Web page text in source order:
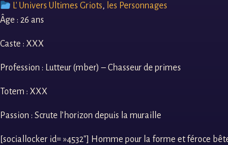
L' Univers Ultimes Griots, les Personnages
Âge : 26 ans
Caste : XXX
Profession : Lutteur (mber) – Chasseur de primes
Totem : XXX
Passion : Scrute l’horizon depuis la muraille
[sociallocker id= »4532″] Homme pour la forme et féroce